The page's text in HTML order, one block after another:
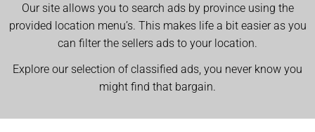
Our site allows you to search ads by province using the
provided location menu’s. This makes life a bit easier as you
can filter the sellers ads to your location.
Explore our selection of classified ads, you never know you
might find that bargain.